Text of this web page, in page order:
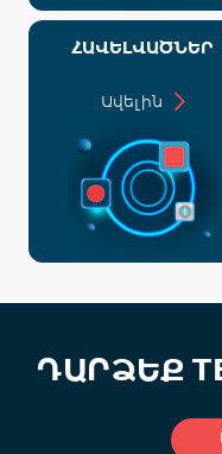
ՀԱՎԵԼՎԱԾՆԵՐ
Ավելին
ԴԱՐՁԵՔ